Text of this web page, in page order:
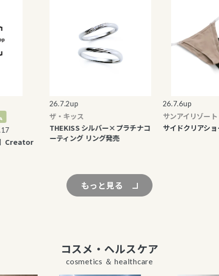
26.7.2up
ザ・キッス
THEKISS シルバー×プラチナコ
ーティング リング発売
26.7.6up
サンアイリゾート
サイドクリアショ
もっと見る
コスメ・ヘルスケア
cosmetics ＆ healthcare